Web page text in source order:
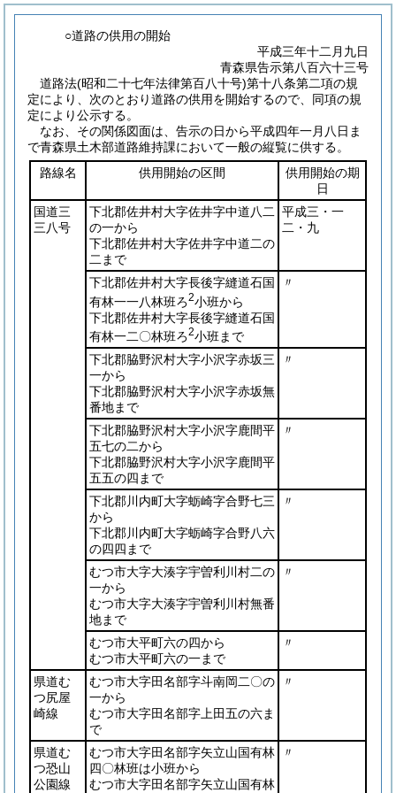
○道路の供用の開始
平成三年十二月九日
青森県告示第八百六十三号
道路法(昭和二十七年法律第百八十号)第十八条第二項の規
定により、次のとおり道路の供用を開始するので、同項の規
定により公示する。
なお、その関係図面は、告示の日から平成四年一月八日ま
で青森県土木部道路維持課において一般の縦覧に供する。
路線名
供用開始の区間
供用開始の期
日
国道三
三八号
下北郡佐井村大字佐井字中道八二
の一から
下北郡佐井村大字佐井字中道二の
二まで
平成三・一
二・九
下北郡佐井村大字長後字縫道石国
有林一一八林班ろ2小班から
下北郡佐井村大字長後字縫道石国
有林一二〇林班ろ2小班まで
〃
下北郡脇野沢村大字小沢字赤坂三
一から
下北郡脇野沢村大字小沢字赤坂無
番地まで
〃
下北郡脇野沢村大字小沢字鹿間平
五七の二から
下北郡脇野沢村大字小沢字鹿間平
五五の四まで
〃
下北郡川内町大字蛎崎字合野七三
から
下北郡川内町大字蛎崎字合野八六
の四四まで
〃
むつ市大字大湊字宇曽利川村二の
一から
むつ市大字大湊字宇曽利川村無番
地まで
〃
むつ市大平町六の四から
むつ市大平町六の一まで
〃
県道む
つ尻屋
崎線
むつ市大字田名部字斗南岡二〇の
一から
むつ市大字田名部字上田五の六ま
で
〃
県道む
つ恐山
公園線
むつ市大字田名部字矢立山国有林
四〇林班は小班から
むつ市大字田名部字矢立山国有林
〃